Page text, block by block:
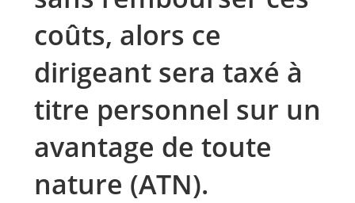
coûts, alors ce
dirigeant sera taxé à
titre personnel sur un
avantage de toute
nature (ATN).